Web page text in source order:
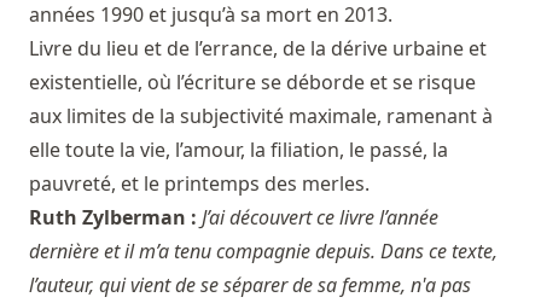
années 1990 et jusqu’à sa mort en 2013.
Livre du lieu et de l’errance, de la dérive urbaine et
existentielle, où l’écriture se déborde et se risque
aux limites de la subjectivité maximale, ramenant à
elle toute la vie, l’amour, la filiation, le passé, la
pauvreté, et le printemps des merles.
Ruth Zylberman : J’ai découvert ce livre l’année
dernière et il m’a tenu compagnie depuis. Dans ce texte,
l’auteur, qui vient de se séparer de sa femme, n'a pas